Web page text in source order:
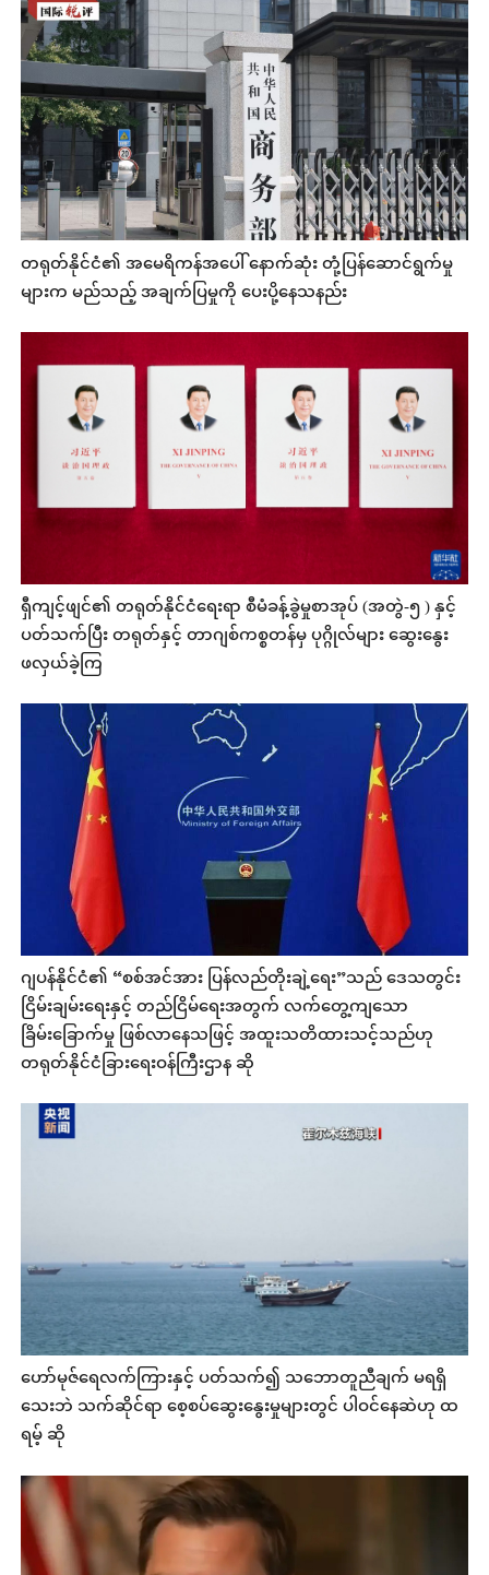
တရုတ်နိုင်ငံ၏ အမေရိကန်အပေါ် နောက်ဆုံး တုံ့ပြန်ဆောင်ရွက်မှု
များက မည်သည့် အချက်ပြမှုကို ပေးပို့နေသနည်း
ရှီကျင့်ဖျင်၏ တရုတ်နိုင်ငံရေးရာ စီမံခန့်ခွဲမှုစာအုပ် (အတွဲ-၅ ) နှင့်
ပတ်သက်ပြီး တရုတ်နှင့် တာဂျစ်ကစ္စတန်မှ ပုဂ္ဂိုလ်များ ဆွေးနွေး
ဖလှယ်ခဲ့ကြ
ဂျပန်နိုင်ငံ၏ “စစ်အင်အား ပြန်လည်တိုးချဲ့ရေး”သည် ဒေသတွင်း
ငြိမ်းချမ်းရေးနှင့် တည်ငြိမ်ရေးအတွက် လက်တွေ့ကျသော
ခြိမ်းခြောက်မှု ဖြစ်လာနေသဖြင့် အထူးသတိထားသင့်သည်ဟု
တရုတ်နိုင်ငံခြားရေးဝန်ကြီးဌာန ဆို
ဟော်မုဇ်ရေလက်ကြားနှင့် ပတ်သက်၍ သဘောတူညီချက် မရရှိ
သေးဘဲ သက်ဆိုင်ရာ စေ့စပ်ဆွေးနွေးမှုများတွင် ပါဝင်နေဆဲဟု ထ
ရမ့် ဆို